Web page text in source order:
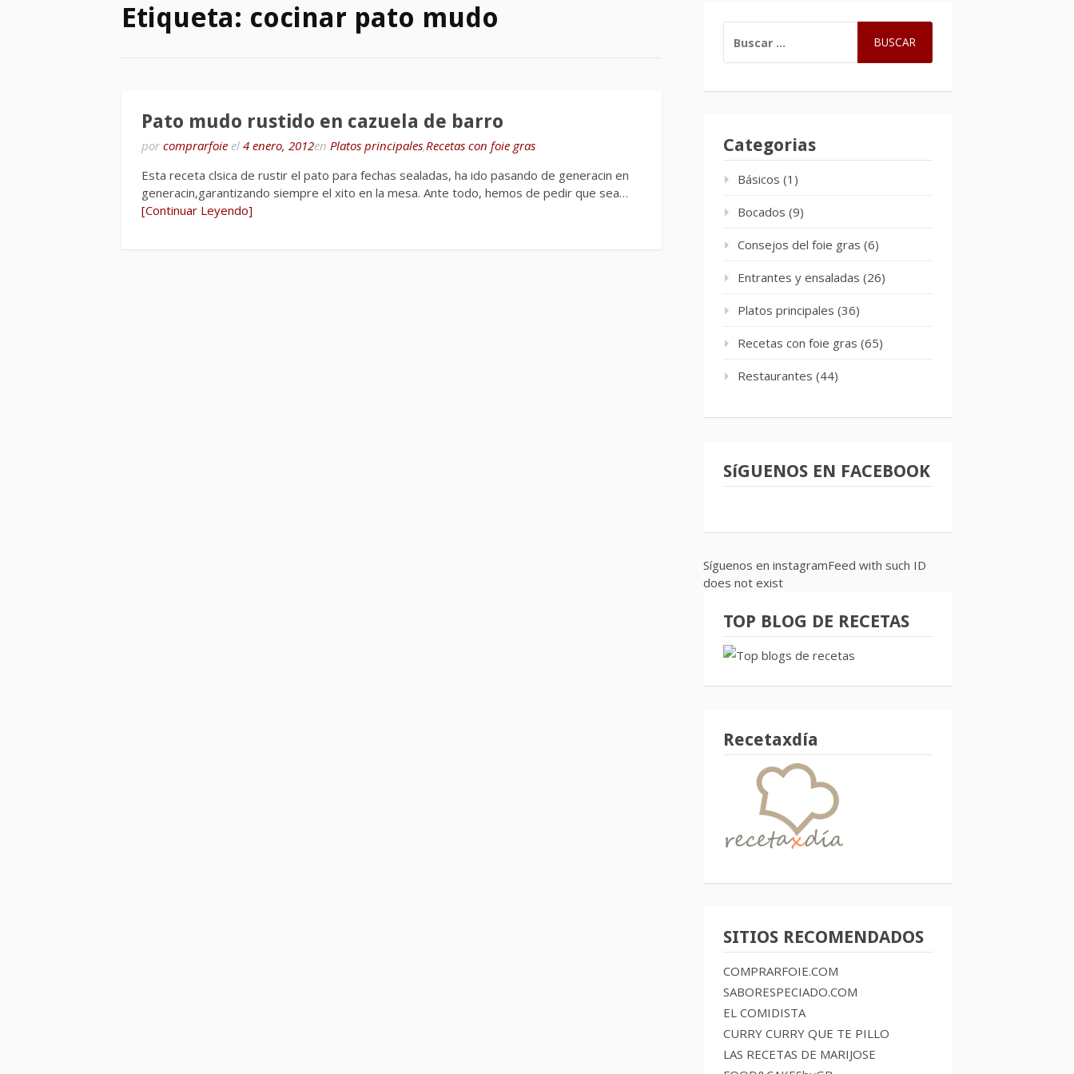
Etiqueta: cocinar pato mudo
Pato mudo rustido en cazuela de barro
por comprarfoie el 4 enero, 2012en Platos principales,Recetas con foie gras
Esta receta clsica de rustir el pato para fechas sealadas, ha ido pasando de generacin en
generacin,garantizando siempre el xito en la mesa. Ante todo, hemos de pedir que sea…
[Continuar Leyendo]
Categorias
Básicos (1)
Bocados (9)
Consejos del foie gras (6)
Entrantes y ensaladas (26)
Platos principales (36)
Recetas con foie gras (65)
Restaurantes (44)
SíGUENOS EN FACEBOOK
Síguenos en instagramFeed with such ID
does not exist
TOP BLOG DE RECETAS
Recetaxdía
SITIOS RECOMENDADOS
COMPRARFOIE.COM
SABORESPECIADO.COM
EL COMIDISTA
CURRY CURRY QUE TE PILLO
LAS RECETAS DE MARIJOSE